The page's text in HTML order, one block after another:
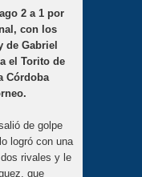
2 a 1 por
con los
de Gabriel
el Torito de
Córdoba
de golpe
logró con una
rivales y le
que